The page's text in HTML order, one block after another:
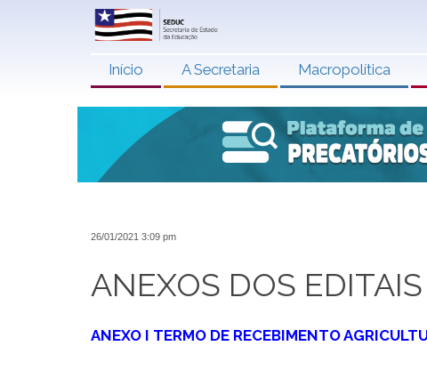
Início A Secretaria Macropolítica
26/01/2021 3:09 pm
ANEXOS DOS
ANEXO I TERMO DE RECEBIMENTO